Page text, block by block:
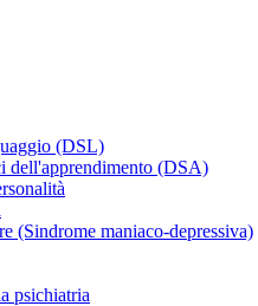
(DSL)
dell'apprendimento (DSA)
(Sindrome maniaco-depressiva)
psichiatria